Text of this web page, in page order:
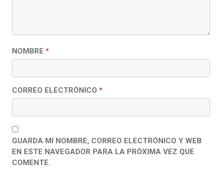
NOMBRE *
CORREO ELECTRÓNICO *
GUARDA MI NOMBRE, CORREO ELECTRÓNICO Y WEB
EN ESTE NAVEGADOR PARA LA PRÓXIMA VEZ QUE
COMENTE.